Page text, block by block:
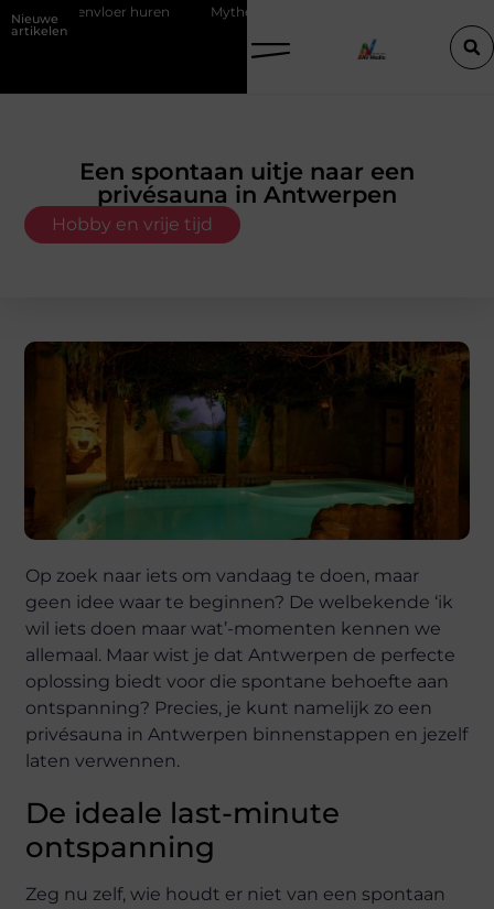
Nieuwe
artikelen
Mythes en feiten over zachtere nicotine pouches
Een spontaan uitje naar een
privésauna in Antwerpen
Hobby en vrije tijd
Op zoek naar iets om vandaag te doen, maar
geen idee waar te beginnen? De welbekende ‘ik
wil iets doen maar wat’-momenten kennen we
allemaal. Maar wist je dat Antwerpen de perfecte
oplossing biedt voor die spontane behoefte aan
ontspanning? Precies, je kunt namelijk zo een
privésauna in Antwerpen binnenstappen en jezelf
laten verwennen.
De ideale last-minute
ontspanning
Zeg nu zelf, wie houdt er niet van een spontaan